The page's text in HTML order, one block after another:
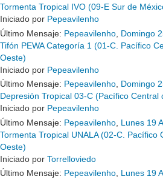
Tormenta Tropical IVO (09-E Sur de
Iniciado por Pepeavilenho
Último Mensaje: Pepeavilenho Domingo
Tifón PEWA Categoría 1 (01-C. Pacífico
Oeste)
Iniciado por Pepeavilenho
Último Mensaje: Pepeavilenho Domingo
Depresión Tropical 03-C (Pacífico Central
Iniciado por Pepeavilenho
Último Mensaje: Pepeavilenho Lunes 19
Tormenta Tropical UNALA (02-C. Pacífico
Oeste)
Iniciado por Torrelloviedo
Último Mensaje: Pepeavilenho, Lunes 19